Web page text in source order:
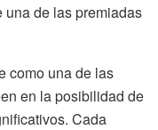
una de las premiadas
como una de las
en la posibilidad de
Cada